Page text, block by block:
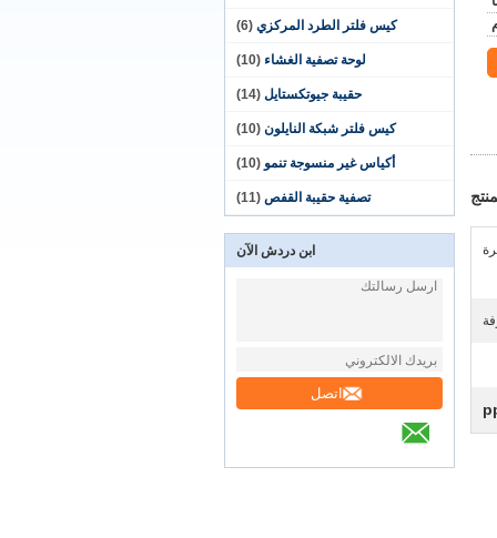
كيس فلتر الطرد المركزي (6)
لوحة تصفية الغشاء (10)
حقيبة جيوتكستايل (14)
كيس فلتر شبكة النايلون (10)
أكياس غير منسوجة تنمو (10)
تصفية حقيبة القفص (11)
ابن دردش الآن
اتصل